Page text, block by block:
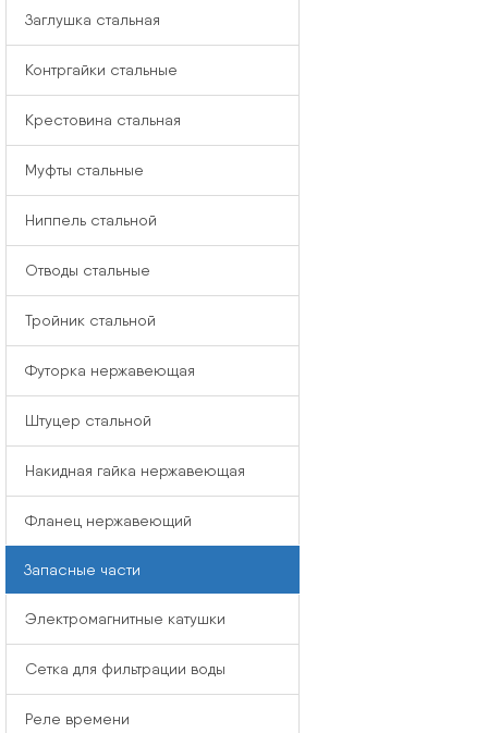
Заглушка стальная
Контргайки стальные
Крестовина стальная
Муфты стальные
Ниппель стальной
Отводы стальные
Тройник стальной
Футорка нержавеющая
Штуцер стальной
Накидная гайка нержавеющая
Фланец нержавеющий
Запасные части
Электромагнитные катушки
Сетка для фильтрации воды
Реле времени